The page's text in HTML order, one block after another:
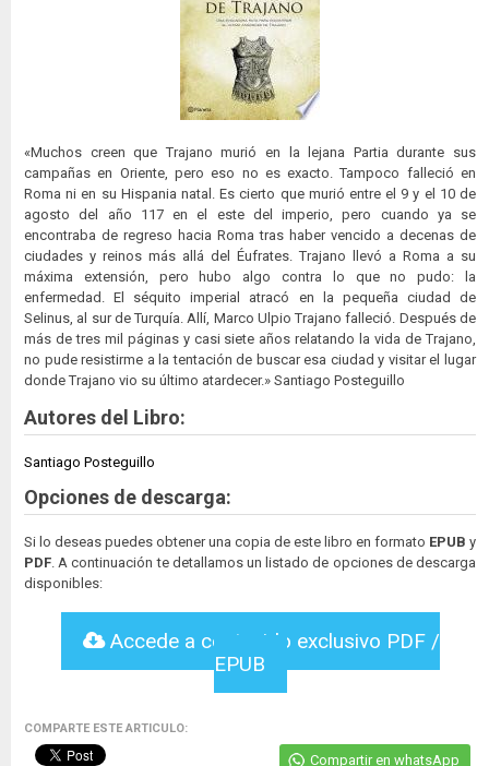
«Muchos creen que Trajano murió en la lejana Partia durante sus
campañas en Oriente, pero eso no es exacto. Tampoco falleció en
Roma ni en su Hispania natal. Es cierto que murió entre el 9 y el 10 de
agosto del año 117 en el este del imperio, pero cuando ya se
encontraba de regreso hacia Roma tras haber vencido a decenas de
ciudades y reinos más allá del Éufrates. Trajano llevó a Roma a su
máxima extensión, pero hubo algo contra lo que no pudo: la
enfermedad. El séquito imperial atracó en la pequeña ciudad de
Selinus, al sur de Turquía. Allí, Marco Ulpio Trajano falleció. Después de
más de tres mil páginas y casi siete años relatando la vida de Trajano,
no pude resistirme a la tentación de buscar esa ciudad y visitar el lugar
donde Trajano vio su último atardecer.» Santiago Posteguillo
Autores del Libro:
Santiago Posteguillo
Opciones de descarga:
Si lo deseas puedes obtener una copia de este libro en formato EPUB y
PDF . A continuación te detallamos un listado de opciones de descarga
disponibles:
Accede a contenido exclusivo PDF /
EPUB
COMPARTE ESTE ARTICULO:
Compartir en whatsApp